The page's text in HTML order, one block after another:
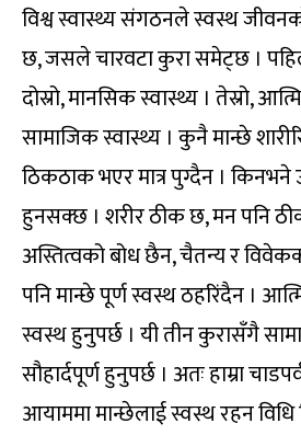
विश्व स्वास्थ्य संगठनले स्वस्थ
छ, जसले चारवटा कुरा समेट्छ ।
दोस्रो, मानसिक स्वास्थ्य । तेस्रो,
सामाजिक स्वास्थ्य । कुनै मान्छे
ठिकठाक भएर मात्र पुग्दैन ।
हुनसक्छ । शरीर ठीक छ, मन पनि
अस्तित्वको बोध छैन, चैतन्य र
पनि मान्छे पूर्ण स्वस्थ ठहरिंदैन ।
स्वस्थ हुनुपर्छ । यी तीन कुरासँगै
सौहार्दपूर्ण हुनुपर्छ । अतः हाम्रा
आयाममा मान्छेलाई स्वस्थ रहन